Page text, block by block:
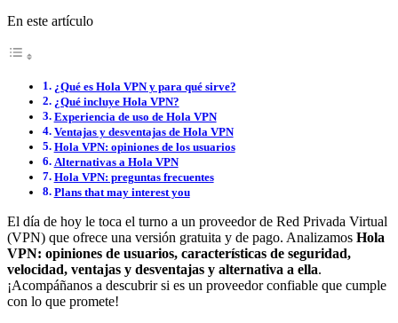
En este artículo
¿Qué es Hola VPN y para qué sirve?
¿Qué incluye Hola VPN?
Experiencia de uso de Hola VPN
Ventajas y desventajas de Hola VPN
Hola VPN: opiniones de los usuarios
Alternativas a Hola VPN
Hola VPN: preguntas frecuentes
Plans that may interest you
El día de hoy le toca el turno a un proveedor de Red Privada Virtual
(VPN) que ofrece una versión gratuita y de pago. Analizamos Hola
VPN: opiniones de usuarios, características de seguridad,
velocidad, ventajas y desventajas y alternativa a ella.
¡Acompáñanos a descubrir si es un proveedor confiable que cumple
con lo que promete!